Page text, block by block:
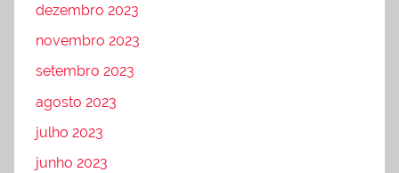
dezembro 2023
novembro 2023
setembro 2023
agosto 2023
julho 2023
junho 2023